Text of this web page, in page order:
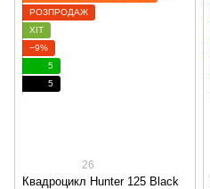
РОЗПРОДАЖ
ХІТ
−9%
5
5
26
Квадроцикл Hunter 125 Black